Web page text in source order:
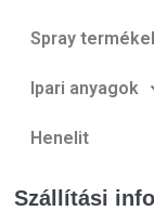
Spray
Ipari anyagok
Henelit
Szállítási